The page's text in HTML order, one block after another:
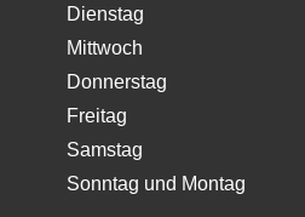
Dienstag
Mittwoch
Donnerstag
Freitag
Samstag
Sonntag und Montag